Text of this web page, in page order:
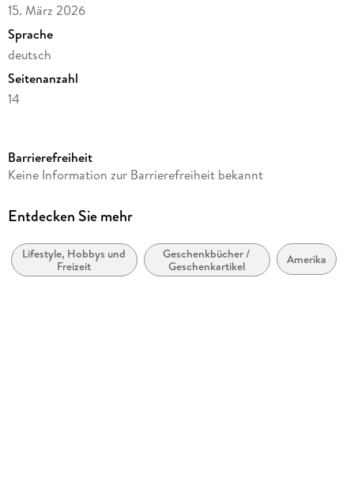
15. März 2026
Sprache
deutsch
Seitenanzahl
14
Produktart
Gewicht
Größe (L/B/H)
350/500/10 mm
Barrierefreiheit
Keine Information zur Barrierefreiheit bekannt
Entdecken Sie mehr
Lifestyle, Hobbys und
Freizeit
Geschenkbücher /
Geschenkartikel
Amerika